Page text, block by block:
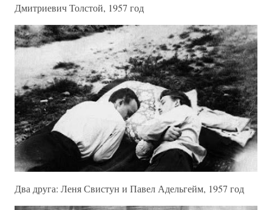
Дмитриевич Толстой, 1957 год
Два друга: Леня Свистун и Павел Адельгейм, 1957 год